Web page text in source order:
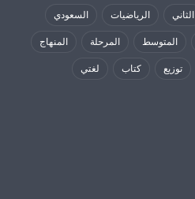
الثاني الرياضيات السعودي
المتوسط المرحلة المنهاج
توزيع كتاب لغتي